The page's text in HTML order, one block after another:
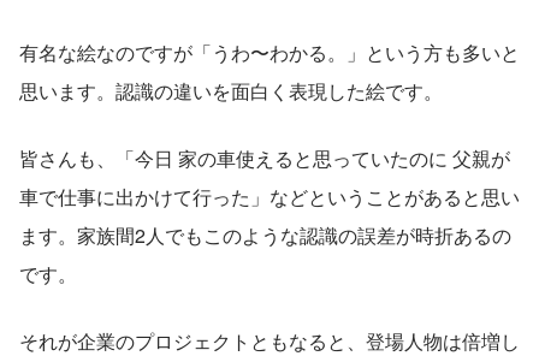
有名な絵なのですが「うわ〜わかる。」という方も多いと
思います。認識の違いを面白く表現した絵です。
皆さんも、「今日 家の車使えると思っていたのに 父親が
車で仕事に出かけて行った」などということがあると思い
ます。家族間2人でもこのような認識の誤差が時折あるの
です。
それが企業のプロジェクトともなると、登場人物は倍増し